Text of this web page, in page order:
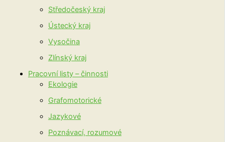
Středočeský kraj
Ústecký kraj
Vysočina
Zlínský kraj
Pracovní listy – činnosti
Ekologie
Grafomotorické
Jazykové
Poznávací, rozumové